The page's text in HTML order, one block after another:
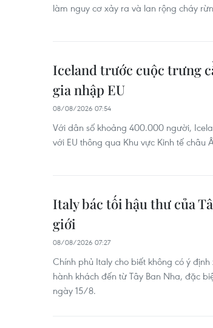
làm nguy cơ xảy ra và lan rộng cháy
Iceland trước cuộc trưng
gia nhập EU
08/08/2026 07:54
Với dân số khoảng 400.000 người,
với EU thông qua Khu vực Kinh tế châu
Italy bác tối hậu thư của
giới
08/08/2026 07:27
Chính phủ Italy cho biết không có ý
hành khách đến từ Tây Ban Nha, đặc
ngày 15/8.